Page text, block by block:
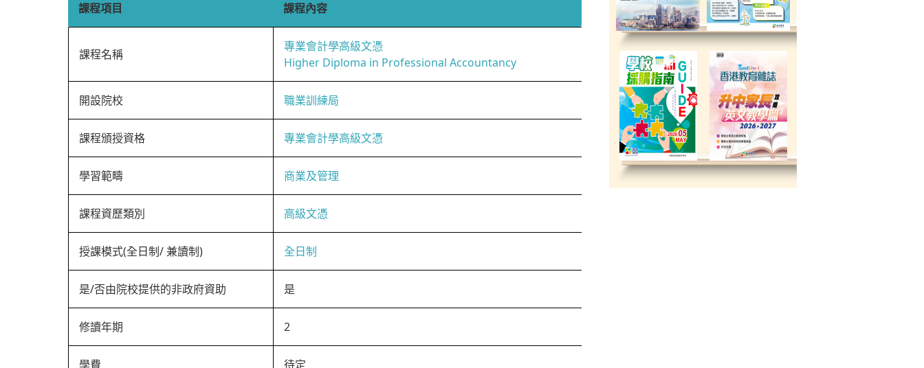
課程項目 課程內容
課程名稱
專業會計學高級文憑
Higher Diploma in Professional Accountancy
開設院校 職業訓練局
課程頒授資格 專業會計學高級文憑
學習範疇 商業及管理
課程資歷類別 高級文憑
授課模式(全日制/ 兼讀制) 全日制
是/否由院校提供的非政府資助 是
修讀年期 2
學費 待定